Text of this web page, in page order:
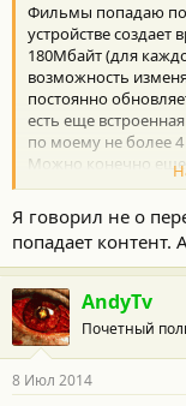
Фильмы попадаю по
устройстве
180Мбайт (для
возможность
постоянно
есть еще
по моему не более 4
Можно конечно еще
Покупал не в
Я говорил не о
попадает контент.
AndyTv
Почетный
8 Июл 2014